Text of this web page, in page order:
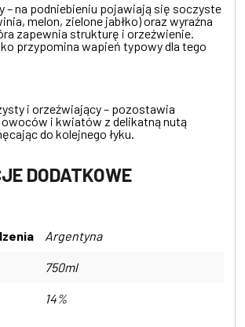
– na podniebieniu pojawiają się soczyste
melon, zielone jabłko) oraz wyraźna
zapewnia strukturę i orzeźwienie.
przypomina wapień typowy dla tego
i orzeźwiający – pozostawia
owoców i kwiatów z delikatną nutą
do kolejnego łyku.
DODATKOWE
Argentyna
750ml
14%